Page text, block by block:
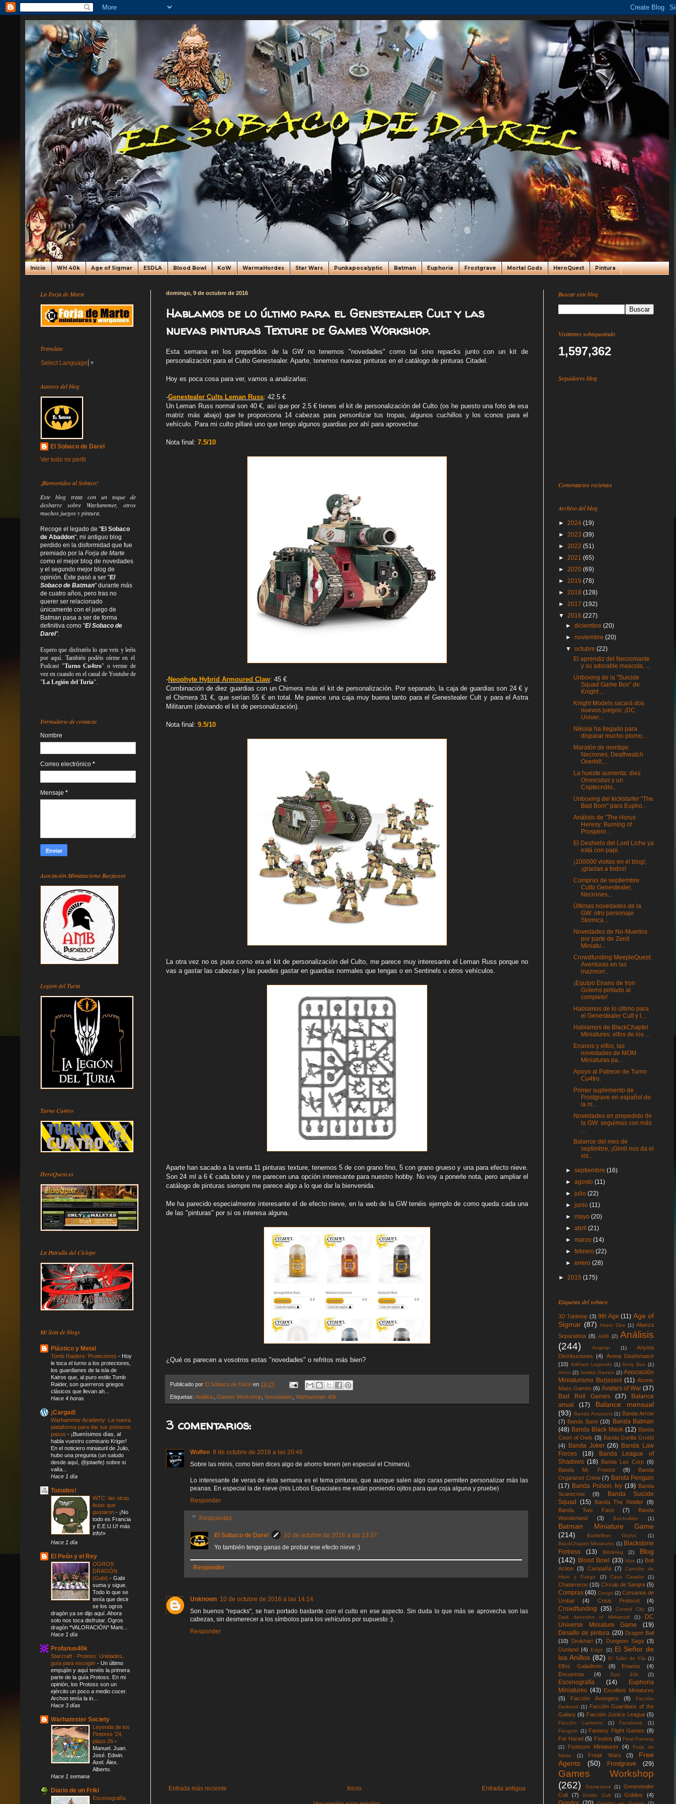
Inicio WH 40k Age of Sigmar ESDLA Blood Bowl KoW WarmaHordes Star Wars Punkapocalyptic Batman Euphoria Frostgrave Mortal Gods HeroQuest Pintura
domingo, 9 de octubre de 2016
Hablamos de lo último para el Genestealer Cult y las
nuevas pinturas Texture de Games Workshop.
Esta semana en los prepedidos de la GW no tenemos "novedades" como tal sino repacks junto con un kit de
personalización para el Culto Genestealer. Aparte, tenemos nuevas pinturas en el catálogo de pinturas Citadel.
Hoy es poca cosa para ver, vamos a analizarlas:
-Genestealer Cults Leman Russ: 42.5 €
Un Leman Russ normal son 40 €, así que por 2.5 € tienes el kit de personalización del Culto (os he puesto una foto de esa
matriz más abajo) que te proporciona 14 cabezas para personlizar tus tropas, algunos cuchillos y los iconos para el
vehículo. Para mi culto pillaré uno que tengo algunos guardias por ahí para aprovechar.
Nota final: 7.5/10
-Neophyte Hybrid Armoured Claw: 45 €
Combinación de diez guardias con un Chimera más el kit de personalización. Por separado, la caja de guardias son 24 € y
el Chimera 31 €, que serían 55 € en total. Me parece una caja muy buena tanto para el Genestealer Cult y para el Astra
Militarum (obviando el kit de personalización).
Nota final: 9.5/10
La otra vez no os puse como era el kit de personalización del Culto, me parece muy interesante el Leman Russ porque no
vas a gastar las cabezas y las puedes gastar en guardias normales que tengas o en Sentinels u otros vehículos.
Aparte han sacado a la venta 11 pinturas texture, tenemos 5 de con grano fino, 5 con grano grueso y una para efecto nieve.
Son 24 ml a 6 € cada bote y me parecen una opción interesante para nuestro hobby. No voy a ponerle nota, pero ampliar el
catálogo de pinturas siempre me parece algo a lo que dar la bienvenida.
Me ha parecido especialmente interesante el de efecto nieve, en la web de la GW tenéis ejemplo de como queda cada una
de las "pinturas" por si os interesa alguna.
¿Qué os parecen a vosotros estas "novedades" o refritos más bien?
Publicado por El Sobaco de Darel en 19:23
Etiquetas: Análisis Games Workshop Novedades Warhammer 40k
3 comentarios:
Wolfen 9 de octubre de 2016 a las 20:46
Sobre las minis, como bien dices algo de ahorro tienen (en especial el Chimera).
Lo interesante de veras de ésta semana es el tema pinturas, que aunque salen algo caras permiten personalizar más las
peanas. En especial la de nieve (mis Lobos Espaciales me están poniendo ojitos para que coja alguna y pruebe)
Responder
Respuestas
El Sobaco de Darel
10 de octubre de 2016 a las 13:37
Yo también tengo ganas de probar ese efecto nieve :)
Responder
Unknown 10 de octubre de 2016 a las 14:14
Son buenos "repacks", se han portado bastante con el culto en ese aspecto. Sin duda lo que más se aprovecha son las
cabezas, sin desmerecer a los símbolos para los vehículos por supuesto :).
Responder
Entrada más reciente Entrada antigua
Inicio
La Forja de Marte
Translate
Select Language ▼
Autores del blog
El Sobaco de Darel
Ver todo mi perfil
¡Bienvenidos al Sobaco!
Este blog trata con un toque de
desbarre sobre Warhammer, otros
muchos juegos y pintura.
Recoge el legado de "El Sobaco
de Abaddon", mi antiguo blog
perdido en la disformidad que fue
premiado por la Forja de Marte
como el mejor blog de novedades
y el segundo mejor blog de
opinión. Éste pasó a ser "El
Sobaco de Batman" durante más
de cuatro años, pero tras no
querer ser relacionado
únicamente con el juego de
Batman pasa a ser de forma
definitiva como "El Sobaco de
Darel".
Espero que disfrutéis lo queveis yleéis
por aquí. También podéis oírme en el
Podcast "Turno Cu4tro" o verme de
vez en cuando en el canal de Youtube de
"La Legión del Turia".
Formulario de contacto
Nombre
Correo electrónico *
Mensaje *
Asociación Miniaturismo Burjassot
Legion del Turia
Turno Cu4tro
HeroQuest.es
La Patrulla del Cíclope
Mi lista de blogs
Plástico y Metal
Tomb Raiders: Protectores - Hoy
le toca el turno a los protectores,
los guardianes de la isla de
Kairos que, al puro estilo Tomb
Raider, son guerreros griegos
clásicos que llevan ah...
Hace 4 horas
¡Cargad!
Warhammer Academy: La nueva
plataforma para dar tus primeros
pasos - ¡Buenísimos días, al
habla vuestro comisario Kriger!
En el noticiero miniaturil de Julio,
hubo una pregunta (un saludo
desde aquí, @jotaefe) sobre si
valía...
Hace 1 día
Tozudos!
WTC: las otras
listas que
gustaron - ¡No
todo es Francia
y E.E.U.U! más
info!»
Hace 1 día
El Peón y el Rey
OGROS
DRAGÓN
(Gabi) - Gabi
suma y sigue.
Todo lo que se
tenía que decir
se los ogros
dragón ya se dijo aquí. Ahora
solo nos toca disfrutar. Ogros
dragón *VALORACIÓN* Mant...
Hace 1 día
Profanus40k
Starcraft - Protoss: Unidades,
guía para escoger - Un último
empujón y aquí tenéis la primera
parte de la guía Protoss. En mi
opinión, los Protoss son un
ejército un poco a medio cocer.
Archon tenía la in...
Hace 3 días
Warhamster Society
Leyenda de los
Pintores '24,
plazo 26 -
Manuel. Juan.
José. Edwin.
Axel. Álex.
Alberto.
Hace 1 semana
Diario de un Friki
Escenografía:
Buscar este blog
Visitantes sobaqueando
1,597,362
Seguidores blog
Comentarios recientes
Archivo del blog
► 2024 (19)
► 2023 (39)
► 2022 (51)
► 2021 (65)
► 2020 (69)
► 2019 (78)
► 2018 (128)
► 2017 (192)
▼ 2016 (227)
►diciembre(20)
►noviembre(20)
▼octubre(22)
El aprendiz del Necromante
y su adorable mascota, ...
Unboxing de la "Suicide
Squad Game Box" de
Knight ...
Knight Models sacará dos
nuevos juegos: ¡DC
Univer...
Nikolai ha llegado para
disparar mucho plomo...
Maratón de montaje:
Necrones, Deathwatch
Overkill,...
La hueste aumenta: diez
Omnicidas y un
Criptecnólo...
Unboxing del kickstarter "The
Bad Born" para Eupho...
Análisis de "The Horus
Heresy: Burning of
Prospero...
El Deshielo del Lord Liche ya
está con papi.
¡100000 visitas en el blog!,
¡gracias a todos!
Compras de septiembre:
Culto Genestealer,
Necrones...
Últimas novedades de la
GW: otro personaje
Stormca...
Novedades de No-Muertos
por parte de Zenit
Miniatu...
Crowdfunding MeepleQuest:
Aventuras en las
mazmorr...
¡Equipo Enano de Iron
Golems pintado al
completo!
Hablamos de lo último para
el Genestealer Cult y l...
Hablamos de BlackChaptel
Miniatures: elfos de los ...
Enanos y elfos, las
novedades de MOM
Miniaturas pa...
Apoyo al Patreon de Turno
Cu4tro.
Primer suplemento de
Frostgrave en español de
la m...
Novedades en prepedido de
la GW: seguimos con más
...
Balance del mes de
septimbre, ¡Gimli nos da el
vis...
►septiembre(16)
►agosto(11)
►julio(22)
►junio(11)
►mayo(20)
►abril(21)
►marzo(14)
►febrero(22)
►enero(28)
► 2015 (175)
Etiquetas del sobaco
3D Tabletop (3) 9th Age (11) Age of
Sigmar (87) Akaro Dice (1) Alianza
Separatista (8) AMB (2) Análisis
(244)
Angmar (1)
Anyma
Distribuciones
(4)
Arena Deathmatch
(10) Arkham Legends (1) Army Box (1)
Arnor (2) Arrakis Games (2) Asociación
Miniaturismo Burjassot (11) Atomic
Mass Games (6) Avatars of War (37)
Bad Roll Games
(37)
Balance
anual
(17)
Balance mensual
(93)
Banda Amazons (1) Banda Arrow
(7) Banda Bane (10)
Banda Batman
(48) Banda Black Mask (12) Banda
Court of Owls (3) Banda Gorilla Grodd
(4)
Banda Joker (26) Banda Law
Forces
(18)
Banda League of
Shadows (18) Banda Lex Corp (6)
Banda Mr. Freeze
(8)
Banda
Organized Crime (7) Banda Penguin
(17) Banda Poison Ivy (19) Banda
Scarecrow
(9)
Banda Suicide
Squad
(15) Banda The Riddler (8)
Banda Two Face
(7)
Banda
Wonderland
(3) Bat-builder (1)
Batman Miniature Game
(214)
Battlefleet Gothic
(1)
BlackChaptel Miniatures (1) Blackstone
Fortress
(13) Blitzkrieg (2)
Blog
(142) Blood Bowl (33) blos (1) Bolt
Action (3) Campaña (7)
Canción de
Hielo y Fuego
(2) Casa Cawdor (1)
Chatarreros (10) Círculo de Sangre (5)
Compras (40) Congo (2) Corsarios de
Umbar
(4) Crisis Protocol (4)
Crowdfunding (35) Cursed City
(2)
Dark denezins of Mirkwood
(1)
DC
Universe Miniature Game
(19)
Desafío de pintura (20) Dragon Ball
(10)
Drukhari (7) Dungeon Saga (3)
Dunland (4) Edge (2) El Señor de
los Anillos (82) El Taller de Yila (1)
Elfos Galadhrim (8) Enanos
(4)
Encuestas
(4) Epic 40k (2)
Escenografía (14)
Euphoria
Miniatures (43) Excellent Miniatures
(5)
Facción Avengers (8)
Facción
Darkseid (1) Facción Guardians of the
Galaxy (6) Facción Justice League (5)
Facción Lanterns (1) Facebook
(1)
Fangorn (1) Fantasy Flight Games (8)
Far Harad (5) Feudos (5) Final Fantasy
(1)
Footsore Miniatures (4)
Forja de
Marte
(1) Freak Wars (3)
Free
Agents
(50) Frostgrave (29)
Games Workshop
(262)
Gamezone (1)
Genestealer
Cult
(7) Goblin Cult (1) Goblins (4)